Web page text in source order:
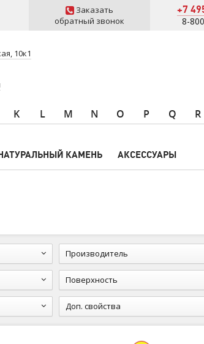
Заказать
обратный звонок
+7
8-
10к1
K L M N O P Q R
КАМЕНЬ АКСЕССУАРЫ
Производитель
Поверхность
Доп. свойства